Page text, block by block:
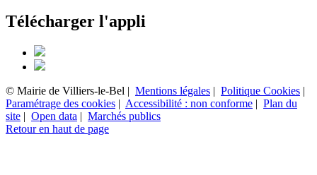
Télécharger l'appli
© Mairie de Villiers-le-Bel | Mentions légales | Politique Cookies |
Paramétrage des cookies | Accessibilité : non conforme | Plan du
site | Open data | Marchés publics
Retour en haut de page